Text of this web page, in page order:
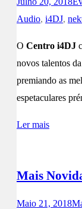
Audio, i4DJ,
O Centro i4DJ
novos talentos
premiando as
espetaculares
Ler mais
Mais
Maio 21, 2018